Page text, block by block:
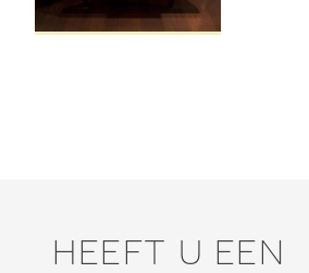
HEEFT U EEN